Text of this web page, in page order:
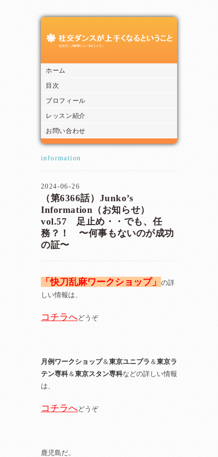
ホーム
目次
プロフィール
レッスン紹介
お問い合わせ
information
2024-06-26
（第6366話）Junko’s
Information（お知らせ）
vol.57 足止め・・でも、任
務？！ 〜何事もないのが成功
の証〜
「快刀乱麻ワークショップ」
の詳
しい情報は、
コチラへどうぞ
月例ワークショップ＆東京ユニプラ ＆東京ラ
テン専科＆東京スタン専科などの詳しい情報
は、
コチラへどうぞ
鹿児島だ。